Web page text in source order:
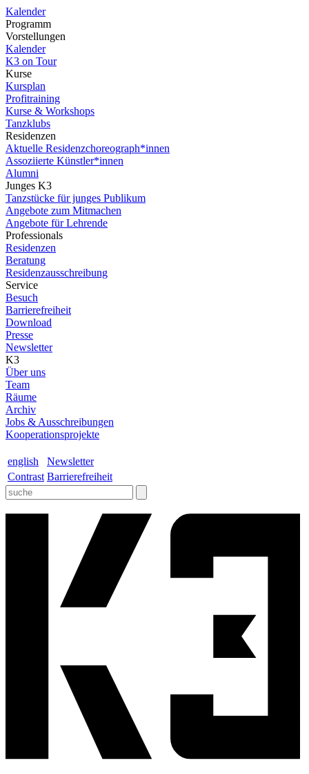
Kalender
Programm
Vorstellungen
Kalender
K3 on Tour
Kurse
Kursplan
Profitraining
Kurse & Workshops
Tanzklubs
Residenzen
Aktuelle Residenzchoreograph*innen
Assoziierte Künstler*innen
Alumni
Junges K3
Tanzstücke für junges Publikum
Angebote zum Mitmachen
Angebote für Lehrende
Professionals
Residenzen
Beratung
Residenzausschreibung
Service
Besuch
Barrierefreiheit
Download
Presse
Newsletter
K3
Über uns
Team
Räume
Archiv
Jobs & Ausschreibungen
Kooperationsprojekte
english
Newsletter
Contrast Barrierefreiheit